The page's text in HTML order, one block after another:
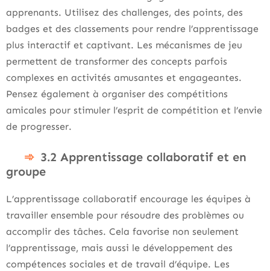
apprenants. Utilisez des challenges, des points, des
badges et des classements pour rendre l’apprentissage
plus interactif et captivant. Les mécanismes de jeu
permettent de transformer des concepts parfois
complexes en activités amusantes et engageantes.
Pensez également à organiser des compétitions
amicales pour stimuler l’esprit de compétition et l’envie
de progresser.
3.2 Apprentissage collaboratif et en
groupe
L’apprentissage collaboratif encourage les équipes à
travailler ensemble pour résoudre des problèmes ou
accomplir des tâches. Cela favorise non seulement
l’apprentissage, mais aussi le développement des
compétences sociales et de travail d’équipe. Les